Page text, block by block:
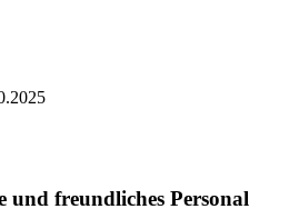
und freundliches Personal